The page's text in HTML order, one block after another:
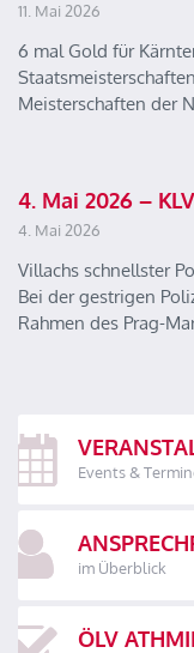
11. Mai 2026
6 mal Gold für
Meisterschaften der
4. Mai 2026 –
4. Mai 2026
Villachs schnellster
Bei der gestrigen
Rahmen des Prag-
Events &
im Überblick
ÖLV